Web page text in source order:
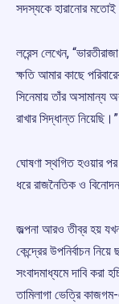
সদস্যকে হারানোর মতোই
লরেন্স লেখেন,
ক্ষতি আমার কাছে
সিনেমায় তাঁর অসামান্য
রাখার সিদ্ধান্ত নিয়েছি।”
ঘোষণা স্থগিত হওয়ার
ধরে রাজনৈতিক ও
জল্পনা আরও তীব্র হয় যখন
কেন্দ্রের উপনির্বাচন
সংবাদমাধ্যমে দাবি করা
তামিলাগা ভেত্রি কাজগম-